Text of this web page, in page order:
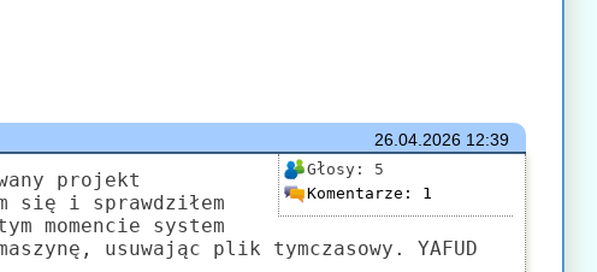
26.04.202612:39
Głosy: 5
Komentarze: 1
projekt
się i sprawdziłem
momencie system
usuwając plik tymczasowy. YAFUD